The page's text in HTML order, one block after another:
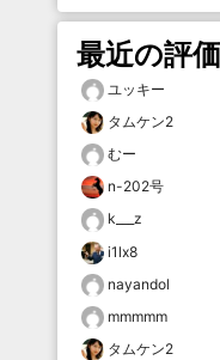
最近の評
ユッキー
タムケン2
むー
n-202号
k___z
i1lx8
nayandol
mmmmm
タムケン2